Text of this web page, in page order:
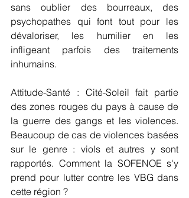
sans oublier des bourreaux, des
psychopathes qui font tout pour les
dévaloriser, les humilier en les
infligeant parfois des traitements
inhumains.
Attitude-Santé : Cité-Soleil fait partie
des zones rouges du pays à cause de
la guerre des gangs et les violences.
Beaucoup de cas de violences basées
sur le genre : viols et autres y sont
rapportés. Comment la SOFENOE s'y
prend pour lutter contre les VBG dans
cette région ?